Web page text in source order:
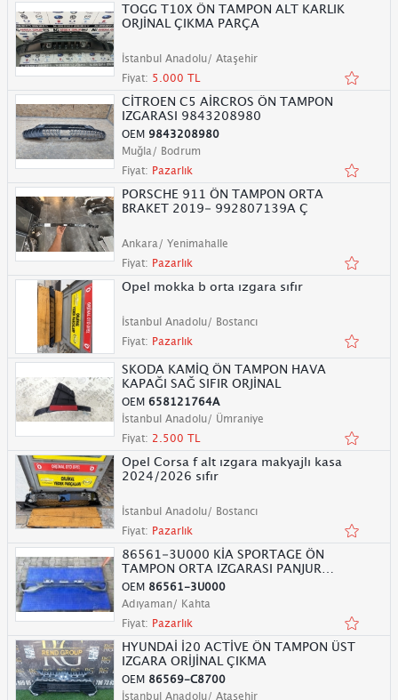
TOGG T10X ÖN TAMPON ALT KARLIK
ORJİNAL ÇIKMA PARÇA
İstanbul Anadolu/ Ataşehir
Fiyat: 5.000 TL
CİTROEN C5 AİRCROS ÖN TAMPON
IZGARASI 9843208980
OEM 9843208980
Muğla/ Bodrum
Fiyat: Pazarlık
PORSCHE 911 ÖN TAMPON ORTA
BRAKET 2019- 992807139A Ç
Ankara/ Yenimahalle
Fiyat: Pazarlık
Opel mokka b orta ızgara sıfır
İstanbul Anadolu/ Bostancı
Fiyat: Pazarlık
SKODA KAMİQ ÖN TAMPON HAVA
KAPAĞI SAĞ SIFIR ORJİNAL
OEM 658121764A
İstanbul Anadolu/ Ümraniye
Fiyat: 2.500 TL
Opel Corsa f alt ızgara makyajlı kasa
2024/2026 sıfır
İstanbul Anadolu/ Bostancı
Fiyat: Pazarlık
86561-3U000 KİA SPORTAGE ÖN
TAMPON ORTA IZGARASI PANJUR
BAKALİTİ
OEM 86561-3U000
Adıyaman/ Kahta
Fiyat: Pazarlık
HYUNDAİ İ20 ACTİVE ÖN TAMPON ÜST
IZGARA ORİJİNAL ÇIKMA
OEM 86569-C8700
İstanbul Anadolu/ Ataşehir